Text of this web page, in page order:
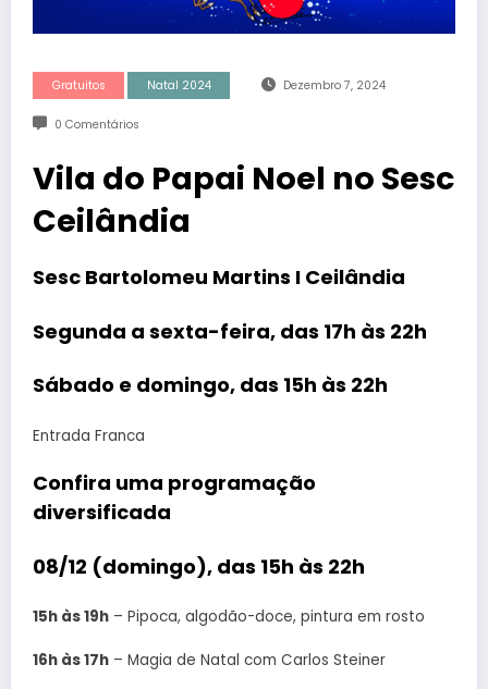
Gratuitos Natal 2024 Dezembro 7, 2024
0 Comentários
Vila do Papai Noel no Sesc
Ceilândia
Sesc Bartolomeu Martins I Ceilândia
Segunda a sexta-feira, das 17h às 22h
Sábado e domingo, das 15h às 22h
Entrada Franca
Confira uma programação
diversificada
08/12 (domingo), das 15h às 22h
15h às 19h – Pipoca, algodão-doce, pintura em rosto
16h às 17h – Magia de Natal com Carlos Steiner